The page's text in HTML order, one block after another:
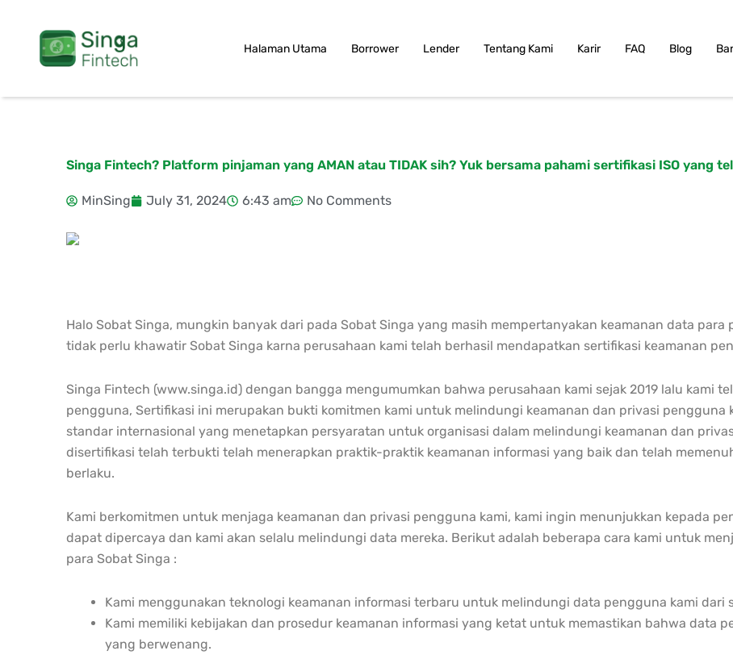
content
Halaman Utama Borrower Lender Tentang Kami Karir FAQ Blog
Singa Fintech? Platform pinjaman yang AMAN atau TIDAK sih? Yuk bersama pahami sertifikasi ISO yang
MinSing July 31, 2024 6:43 am No Comments
Halo Sobat Singa, mungkin banyak dari pada Sobat Singa yang masih mempertanyakan keamanan data
tidak perlu khawatir Sobat Singa karna perusahaan kami telah berhasil mendapatkan sertifikasi keamanan
Singa Fintech (www.singa.id) dengan bangga mengumumkan bahwa perusahaan kami sejak 2019 lalu kami
pengguna, Sertifikasi ini merupakan bukti komitmen kami untuk melindungi keamanan dan privasi pengguna
standar internasional yang menetapkan persyaratan untuk organisasi dalam melindungi keamanan dan
disertifikasi telah terbukti telah menerapkan praktik-praktik keamanan informasi yang baik dan telah
berlaku.
Kami berkomitmen untuk menjaga keamanan dan privasi pengguna kami, kami ingin menunjukkan kepada
dapat dipercaya dan kami akan selalu melindungi data mereka. Berikut adalah beberapa cara kami untuk
para Sobat Singa :
Kami menggunakan teknologi keamanan informasi terbaru untuk melindungi data pengguna kami dari
Kami memiliki kebijakan dan prosedur keamanan informasi yang ketat untuk memastikan bahwa data
yang berwenang.